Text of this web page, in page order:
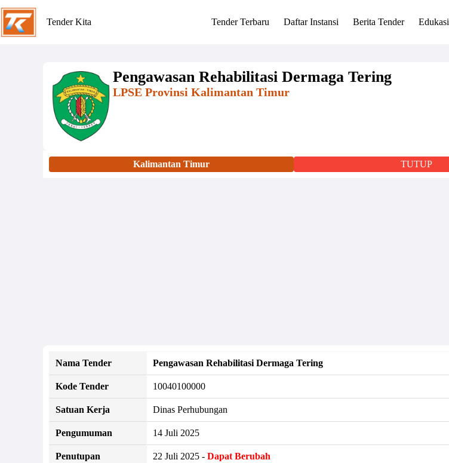
Tender Kita Tender Terbaru Daftar Instansi Berita Tender Edukasi
Pengawasan Rehabilitasi Dermaga Tering
LPSE Provinsi Kalimantan Timur
Kalimantan Timur TUTUP
Nama Tender Pengawasan Rehabilitasi Dermaga Tering
Kode Tender 10040100000
Satuan Kerja Dinas Perhubungan
Pengumuman 14 Juli 2025
Penutupan 22 Juli 2025 - Dapat Berubah